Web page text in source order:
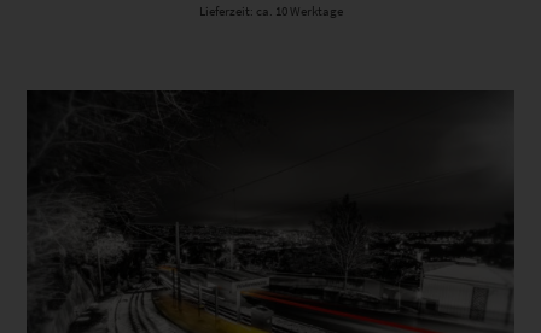
Lieferzeit: ca. 10 Werktage
Dieses Produkt weist mehrere Varianten auf. Die Optionen können auf der Produktseite gewählt werden